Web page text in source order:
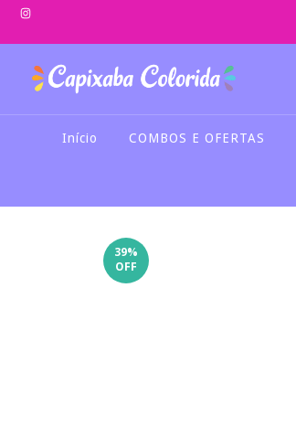
Início COMBOS E OFERTAS
39%
OFF